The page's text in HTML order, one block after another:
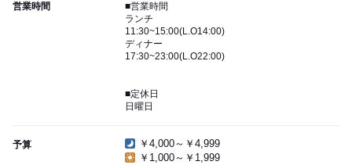
営業時間
■営業時間
ランチ
11:30~15:00(L.O14:00)
ディナー
17:30~23:00(L.O22:00)
■定休日
日曜日
予算
￥4,000～￥4,999
￥1,000～￥1,999